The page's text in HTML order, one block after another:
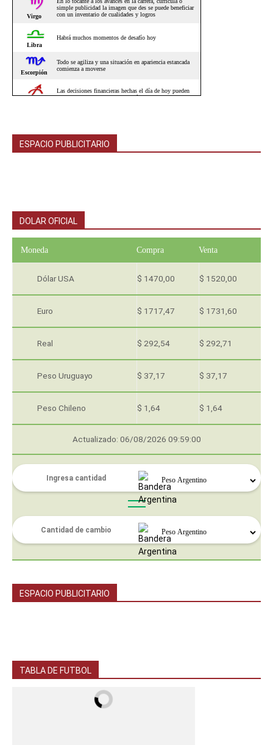
ESPACIO PUBLICITARIO
DOLAR OFICIAL
Moneda Compra Venta
Dólar USA $ 1470,00 $ 1520,00
Euro $ 1717,47 $ 1731,60
Real $ 292,54 $ 292,71
Peso Uruguayo $ 37,17 $ 37,17
Peso Chileno $ 1,64 $ 1,64
Actualizado: 06/08/2026 09:59:00
ESPACIO PUBLICITARIO
TABLA DE FUTBOL